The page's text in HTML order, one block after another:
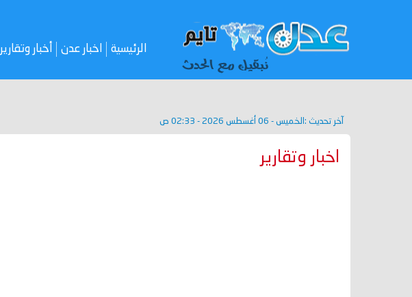
الرئيسية اخبار عدن أخبار وتقارير
آخر تحديث : الخميس - 06 أغسطس 2026 - 02:33 ص
اخبار وتقارير